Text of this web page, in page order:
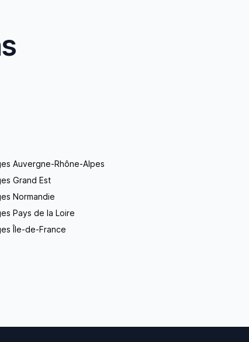
Auvergne-Rhône-Alpes
Grand Est
Normandie
Pays de la Loire
Île-de-France